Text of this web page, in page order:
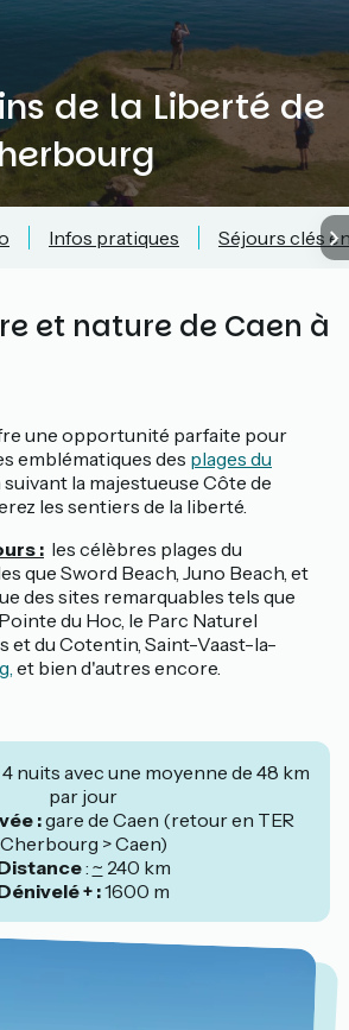
de la Liberté de
Infos pratiques Séjours clés
et nature de Caen à
une opportunité parfaite pour
emblématiques des plages du
suivant la majestueuse Côte de
les sentiers de la liberté.
: les célèbres plages du
que Sword Beach, Juno Beach, et
des sites remarquables tels que
du Hoc, le Parc Naturel
et du Cotentin, Saint-Vaast-la-
et bien d'autres encore.
nuits avec une moyenne de 48 km
par jour
:gare de Caen (retour en TER
Cherbourg > Caen)
: ~ 240 km
+ :1600 m